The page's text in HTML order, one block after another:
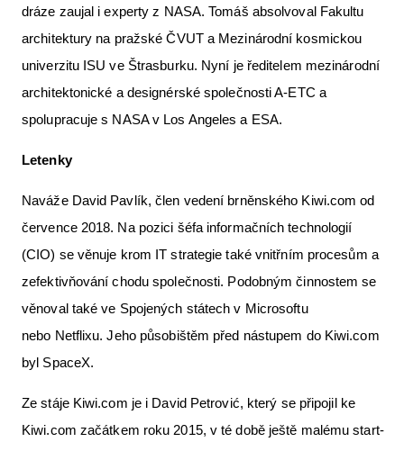
dráze zaujal i experty z NASA. Tomáš absolvoval Fakultu
architektury na pražské ČVUT a Mezinárodní kosmickou
univerzitu ISU ve Štrasburku. Nyní je ředitelem mezinárodní
architektonické a designérské společnosti A-ETC a
spolupracuje s NASA v Los Angeles a ESA.
Letenky
Naváže David Pavlík, člen vedení brněnského Kiwi.com od
července 2018. Na pozici šéfa informačních technologií
(CIO) se věnuje krom IT strategie také vnitřním procesům a
zefektivňování chodu společnosti. Podobným činnostem se
věnoval také ve Spojených státech v Microsoftu
nebo Netflixu. Jeho působištěm před nástupem do Kiwi.com
byl SpaceX.
Ze stáje Kiwi.com je i David Petrović, který se připojil ke
Kiwi.com začátkem roku 2015, v té době ještě malému start-